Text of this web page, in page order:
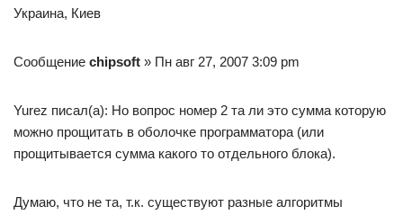
Украина, Киев
Сообщение chipsoft » Пн авг 27, 2007 3:09 pm
Yurez писал(а): Но вопрос номер 2 та ли это сумма которую
можно прощитать в оболочке программатора (или
прощитывается сумма какого то отдельного блока).
Думаю, что не та, т.к. существуют разные алгоритмы